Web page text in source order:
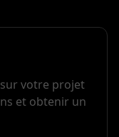
votre projet
et obtenir un